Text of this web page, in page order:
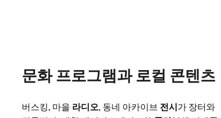
문화 프로그램과 로컬 콘텐츠
버스킹, 마을 라디오, 동네 아카이브 전시 가 장터와